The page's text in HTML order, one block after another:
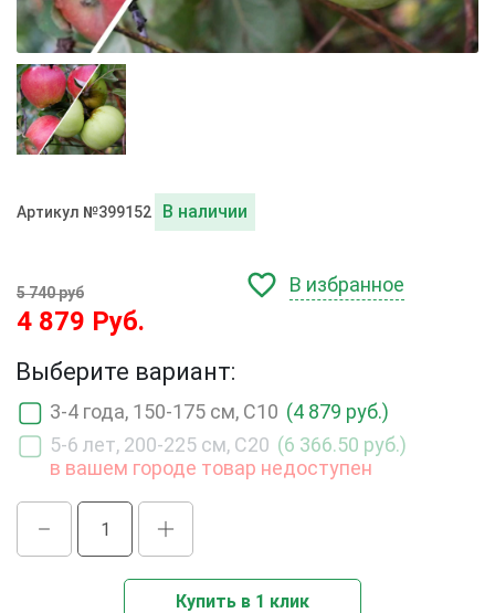
Артикул №399152 В наличии
5 740 руб
4 879 Руб.
В избранное
Выберите вариант:
3-4 года, 150-175 см, С10 (4 879 руб.)
5-6 лет, 200-225 см, С20 (6 366.50 руб.)
в вашем городе товар недоступен
Купить в 1 клик